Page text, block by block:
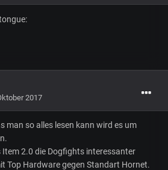
2017
man so alles lesen kann wird es um
2.0 die Dogfights interessanter
Top Hardware gegen Standart Hornet.